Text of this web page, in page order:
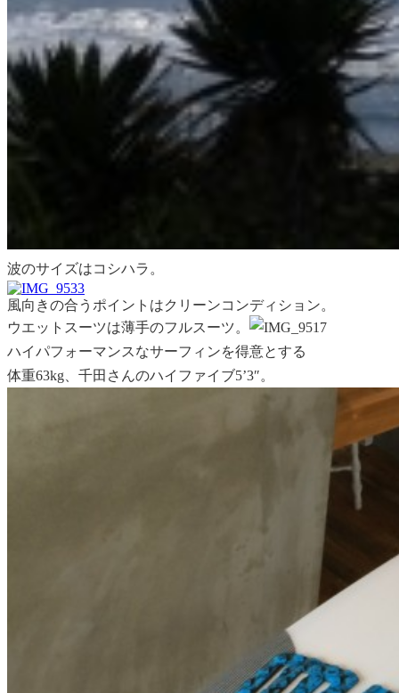
波のサイズはコシハラ。
風向きの合うポイントはクリーンコンディション。
ウエットスーツは薄手のフルスーツ。
ハイパフォーマンスなサーフィンを得意とする
体重63kg、千田さんのハイファイブ5’3″。